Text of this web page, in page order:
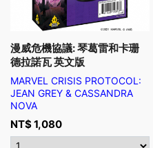
漫威危機協議: 琴葛雷和卡珊
德拉諾瓦 英文版
MARVEL CRISIS PROTOCOL:
JEAN GREY & CASSANDRA
NOVA
NT$1,080